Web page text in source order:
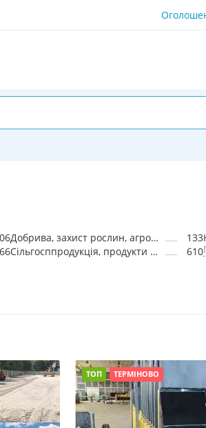
Добрива, захист рослин, агрохімія 133
66 Сільгосппродукція, продукти переробки, сировина 610
ТОП ТЕРМІНОВО